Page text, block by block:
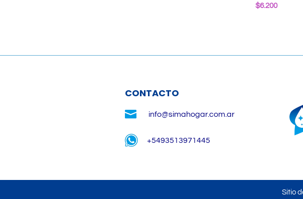
$6.200
CONTACTO
 info@simahogar.com.ar
+5493513971445
Sitio